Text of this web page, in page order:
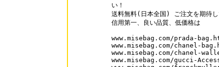
い！
送料無料(日本全国) ご注文を期待
信用第一、良い品質、低価格は
www.misebag.com/prada-
www.misebag.com/chanel-
www.misebag.com/chanel-
www.misebag.com/gucci-